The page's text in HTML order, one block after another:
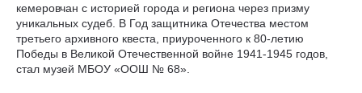
кемеровчан с историей города и региона через призму
уникальных судеб. В Год защитника Отечества местом
третьего архивного квеста, приуроченного к 80-летию
Победы в Великой Отечественной войне 1941-1945 годов,
стал музей МБОУ «ООШ № 68».